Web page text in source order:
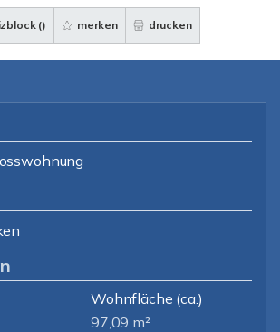
() merken drucken
Wohnfläche (ca.)
97,09 m²